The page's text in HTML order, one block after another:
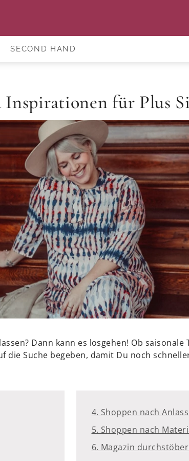
SECOND HAND
für Plus
Dann kann es losgehen! Ob
die Suche begeben, damit Du noch
4. Shoppen nach Anlass
5. Shoppen nach
6. Magazin